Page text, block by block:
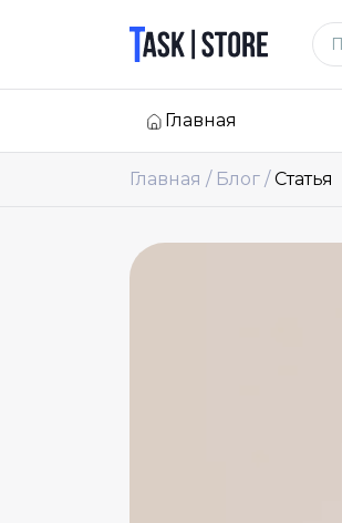
Логотип
Главная
Главная Блог Статья